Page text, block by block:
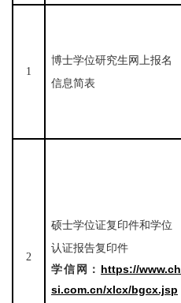
1
博士学位研究生网上报名
信息简表
2
硕士学位证复印件和学位
认证报告复印件
学信 网： https://www.ch
si.com.cn/xlcx/bgcx.jsp